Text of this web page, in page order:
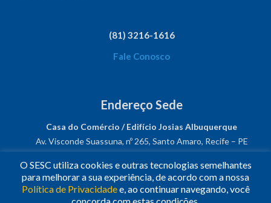
(81) 3216-1616
Fale Conosco
Endereço Sede
Casa do Comércio / Edifício Josias Albuquerque
Av. Visconde Suassuna, nº 265, Santo Amaro, Recife – PE
CNPJ: 03.482.931/0001-61
Siga-nos!
O SESC utiliza cookies e outras tecnologias semelhantes
para melhorar a sua experiência, de acordo com a nossa
Política de Privacidadee, ao continuar navegando, você